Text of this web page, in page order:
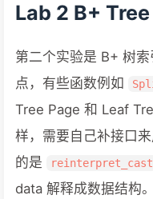
Lab 2 B+
第二个实验是 B+ 树
点，有些函数例如
Tree Page 和 Leaf
样，需要自己补接口
的是
reinterpret_cast
data 解释成数据结构